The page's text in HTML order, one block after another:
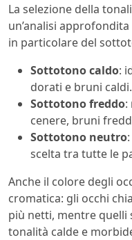
La selezione della
un’analisi
in particolare del
Sottotono caldo:
dorati e bruni caldi.
Sottotono freddo:
cenere, bruni
Sottotono neutro
scelta tra tutte le
Anche il colore degli
cromatica: gli occhi
più netti, mentre quelli
tonalità calde e